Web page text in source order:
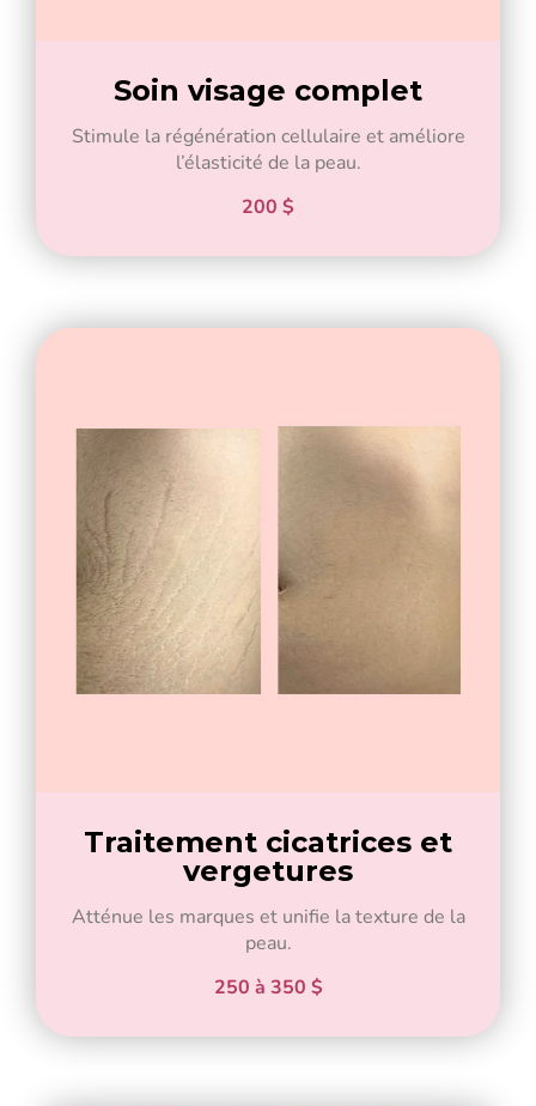
Soin visage complet
Stimule la régénération cellulaire et améliore
l’élasticité de la peau.
200 $
Traitement cicatrices et
vergetures
Atténue les marques et unifie la texture de la
peau.
250 à 350 $